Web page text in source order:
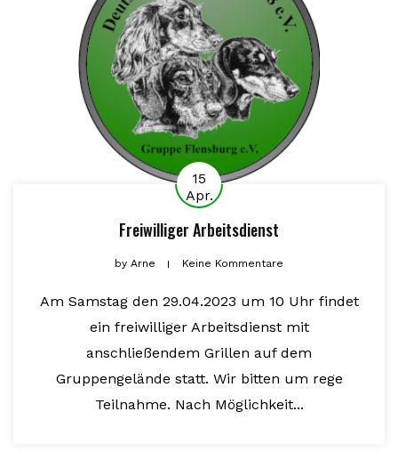
15
Apr.
Freiwilliger Arbeitsdienst
by Arne Keine Kommentare
Am Samstag den 29.04.2023 um 10 Uhr findet
ein freiwilliger Arbeitsdienst mit
anschließendem Grillen auf dem
Gruppengelände statt. Wir bitten um rege
Teilnahme. Nach Möglichkeit...